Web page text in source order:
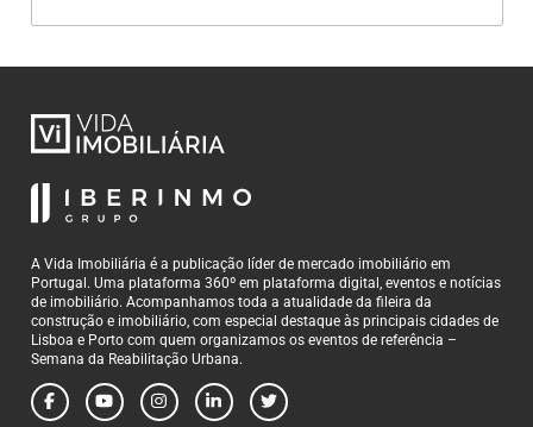
A Vida Imobiliária é a publicação líder de mercado imobiliário em
Portugal. Uma plataforma 360º em plataforma digital, eventos e notícias
de imobiliário. Acompanhamos toda a atualidade da fileira da
construção e imobiliário, com especial destaque às principais cidades de
Lisboa e Porto com quem organizamos os eventos de referência –
Semana da Reabilitação Urbana.